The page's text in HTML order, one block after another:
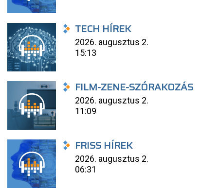
TECH HÍREK
2026. augusztus 2.
15:13
FILM-ZENE-SZÓRAKOZÁS
2026. augusztus 2.
11:09
FRISS HÍREK
2026. augusztus 2.
06:31